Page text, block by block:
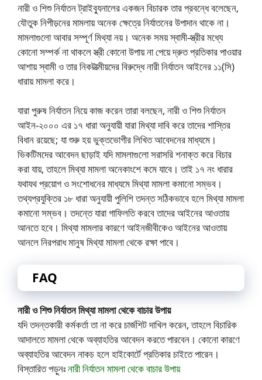
নারী ও শিশু নির্যাতন ট্রাইব্যুনালের একজন বিচারক তার প্রবন্ধে বলেছেন,
যৌতুক নিপীড়নের মামলায় অনেক ক্ষেত্রে নির্যাতনের উপাদান থাকে না।
মামলাগুলো আবার সম্পূর্ণ মিথ্যা নয়। অনেক সময় স্বামী-স্ত্রীর মধ্যে
কোনো সম্পর্ক না থাকলে স্ত্রী কোনো উপায় না পেয়ে দ্রুত প্রতিকার পাওয়ার
আশায় স্বামী ও তার নিকটাত্মীয়দের বিরুদ্ধে নারী নির্যাতন আইনের ১১(সি)
ধারায় মামলা করে।
যারা পুরুষ নির্যাতন নিয়ে কাজ করেন তারা বলছেন, নারী ও শিশু নির্যাতন
আইন-২০০০ এর ১৭ ধারা অনুযায়ী যারা মিথ্যা দাবি করে তাদের শাস্তির
বিধান রয়েছে; যা শুরু হয় ভুক্তভোগীর লিখিত আবেদনের মাধ্যমে।
ভিকটিমদের আবেদন ছাড়াই যদি মামলাগুলো সরাসরি শনাক্ত করে বিচার
করা যায়, তাহলে মিথ্যা মামলা অনেকাংশে কমে যাবে। তাই ১৭ নং ধারার
যথাযথ প্রয়োগ ও সংশোধনের মাধ্যমে মিথ্যা মামলা কমানো সম্ভব।
তথ্যপ্রযুক্তির ১৮ ধারা অনুযায়ী পুলিশি তদন্ত সঠিকভাবে হলে মিথ্যা মামলা
কমানো সম্ভব। তদন্তে যারা গাফিলতি করবে তাদের আইনের আওতায়
আনতে হবে। মিথ্যা মামলার কারণে আইনজীবীকেও আইনের আওতায়
আনলে নিরপরাধ মানুষ মিথ্যা মামলা থেকে রক্ষা পাবে।
FAQ
নারী ও শিশু নির্যাতন মিথ্যা মামলা থেকে বাচার উপায়
যদি তদন্তকারী কর্মকর্তা তা না করে চার্জশিট দাখিল করেন, তাহলে বিচারিক
আদালতে মামলা থেকে অব্যাহতির আবেদন করতে পারবেন। কোনো কারণে
অব্যাহতির আবেদন নাকচ হলে হাইকোর্টে প্রতিকার চাইতে পারেন।
বিস্তারিত পড়ুনঃনারী নির্যাতন মামলা থেকে বাচার উপায়